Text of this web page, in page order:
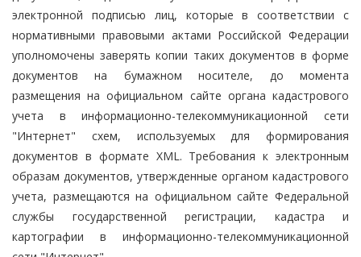
электронной подписью лиц, которые в соответствии с
нормативными правовыми актами Российской Федерации
уполномочены заверять копии таких документов в форме
документов на бумажном носителе, до момента
размещения на официальном сайте органа кадастрового
учета в информационно-телекоммуникационной сети
"Интернет" схем, используемых для формирования
документов в формате XML. Требования к электронным
образам документов, утвержденные органом кадастрового
учета, размещаются на официальном сайте Федеральной
службы государственной регистрации, кадастра и
картографии в информационно-телекоммуникационной